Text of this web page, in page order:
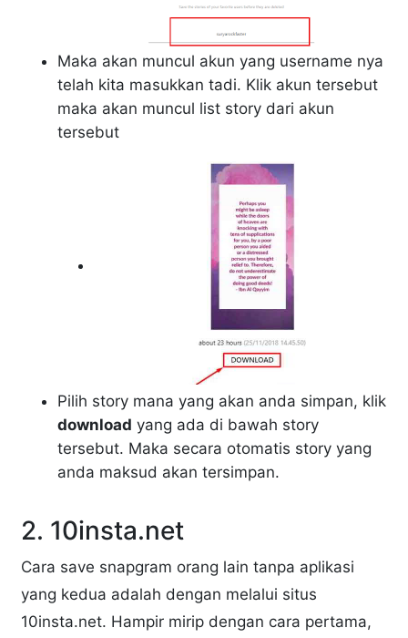
Maka akan muncul akun yang username nya
telah kita masukkan tadi. Klik akun tersebut
maka akan muncul list story dari akun
tersebut
Pilih story mana yang akan anda simpan, klik
download yang ada di bawah story
tersebut. Maka secara otomatis story yang
anda maksud akan tersimpan.
2. 10insta.net
Cara save snapgram orang lain tanpa aplikasi
yang kedua adalah dengan melalui situs
10insta.net. Hampir mirip dengan cara pertama,